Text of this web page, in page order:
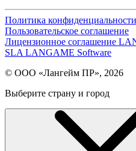
Политика конфиденциальности
Пользовательское соглашение
Лицензионное соглашение
SLA LANGAME Software
© ООО «Лангейм ПР», 2026
Выберите страну и город